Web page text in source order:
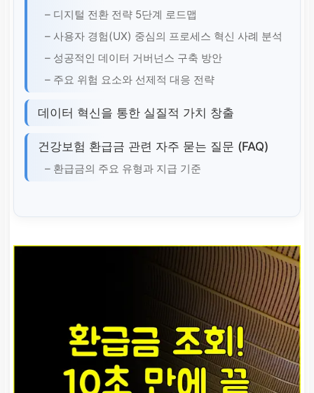
– 디지털 전환 전략 5단계 로드맵
– 사용자 경험(UX) 중심의 프로세스 혁신 사례 분석
– 성공적인 데이터 거버넌스 구축 방안
– 주요 위험 요소와 선제적 대응 전략
데이터 혁신을 통한 실질적 가치 창출
건강보험 환급금 관련 자주 묻는 질문 (FAQ)
– 환급금의 주요 유형과 지급 기준